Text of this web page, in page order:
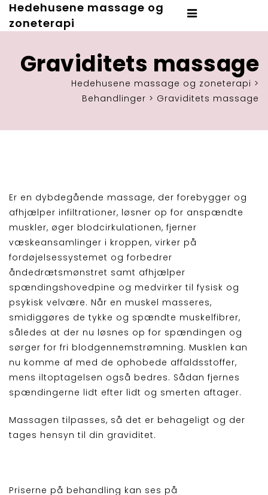
Hedehusene massage og
zoneterapi
Graviditets massage
Hedehusene massage og zoneterapi >
Behandlinger > Graviditets massage
Er en dybdegående massage, der forebygger og
afhjælper infiltrationer, løsner op for anspændte
muskler, øger blodcirkulationen, fjerner
væskeansamlinger i kroppen, virker på
fordøjelsessystemet og forbedrer
åndedrætsmønstret samt afhjælper
spændingshovedpine og medvirker til fysisk og
psykisk velvære. Når en muskel masseres,
smidiggøres de tykke og spændte muskelfibrer,
således at der nu løsnes op for spændingen og
sørger for fri blodgennemstrømning. Musklen kan
nu komme af med de ophobede affaldsstoffer,
mens iltoptagelsen også bedres. Sådan fjernes
spændingerne lidt efter lidt og smerten aftager.
Massagen tilpasses, så det er behageligt og der
tages hensyn til din graviditet.
Priserne på behandling kan ses på